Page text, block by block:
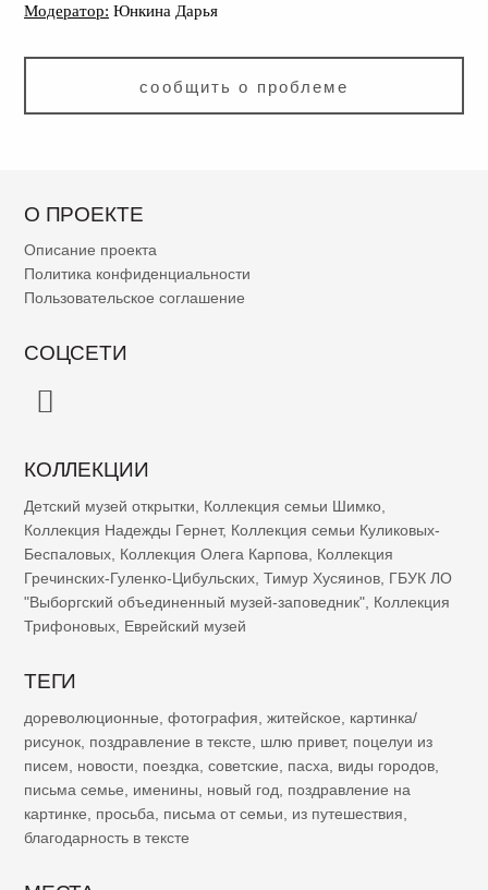
Модератор: Юнкина Дарья
сообщить о проблеме
О ПРОЕКТЕ
Описание проекта
Политика конфиденциальности
Пользовательское соглашение
СОЦСЕТИ
КОЛЛЕКЦИИ
Детский музей открытки Коллекция семьи Шимко
Коллекция Надежды Гернет, Коллекция семьи Куликовых-
Беспаловых Коллекция Олега Карпова
Коллекция
Гречинских-Гуленко-Цибульских Тимур Хусяинов ГБУК ЛО
"Выборгский объединенный музей-заповедник" Коллекция
Трифоновых Еврейский музей
ТЕГИ
дореволюционные фотография житейское
картинка/
рисунок поздравление в тексте шлю привет, поцелуи из
писем
новости поездка советские пасха виды городов
письма семье
именины новый год
поздравление на
картинке
просьба письма от семьи из путешествия
благодарность в тексте